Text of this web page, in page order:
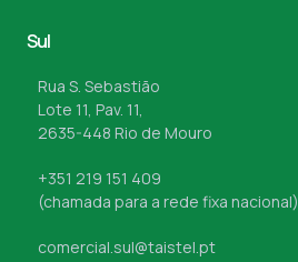
Sul
Rua S. Sebastião
Lote 11, Pav. 11,
2635-448 Rio de Mouro
+351 219 151 409
(chamada para a rede fixa nacional)
comercial.sul@taistel.pt